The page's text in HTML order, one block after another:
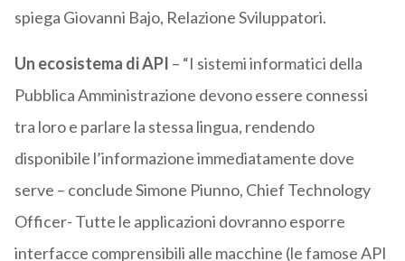
spiega Giovanni Bajo, Relazione Sviluppatori.
Un ecosistema di API – “I sistemi informatici della
Pubblica Amministrazione devono essere connessi
tra loro e parlare la stessa lingua, rendendo
disponibile l’informazione immediatamente dove
serve – conclude Simone Piunno, Chief Technology
Officer- Tutte le applicazioni dovranno esporre
interfacce comprensibili alle macchine (le famose API